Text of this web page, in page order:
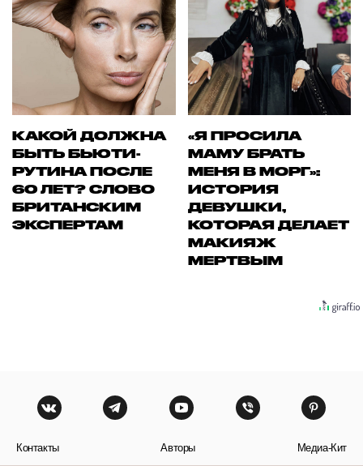
КАКОЙ ДОЛЖНА
БЫТЬ БЬЮТИ-
РУТИНА ПОСЛЕ
60 ЛЕТ? СЛОВО
БРИТАНСКИМ
ЭКСПЕРТАМ
«Я ПРОСИЛА
МАМУ БРАТЬ
МЕНЯ В МОРГ»:
ИСТОРИЯ
ДЕВУШКИ,
КОТОРАЯ ДЕЛАЕТ
МАКИЯЖ
МЕРТВЫМ
Контакты Авторы Медиа-Кит